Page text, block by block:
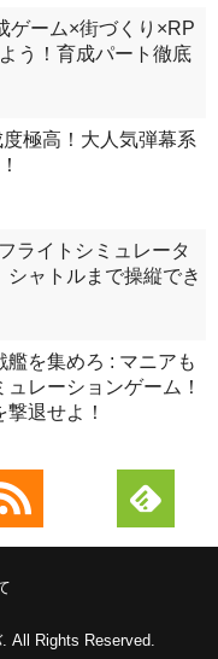
ゲーム×街づくり×RP
う！育成パート徹底
度極高！大人気弾幕系
ライトシミュレータ
ャトルまで操縦でき
を集めろ : マニアも
レーションゲーム！
退せよ！
. All Rights Reserved.